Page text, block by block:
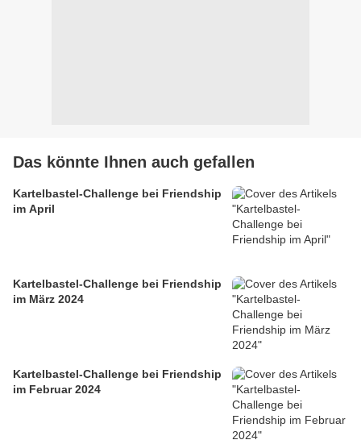
Das könnte Ihnen auch gefallen
Kartelbastel-Challenge bei Friendship
im April
Kartelbastel-Challenge bei Friendship
im März 2024
Kartelbastel-Challenge bei Friendship
im Februar 2024